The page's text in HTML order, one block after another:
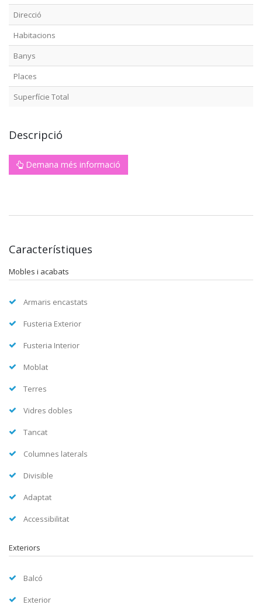
Direcció
Habitacions
Banys
Places
Superfície Total
Descripció
Demana més informació
Característiques
Mobles i acabats
Armaris encastats
Fusteria Exterior
Fusteria Interior
Moblat
Terres
Vidres dobles
Tancat
Columnes laterals
Divisible
Adaptat
Accessibilitat
Exteriors
Balcó
Exterior